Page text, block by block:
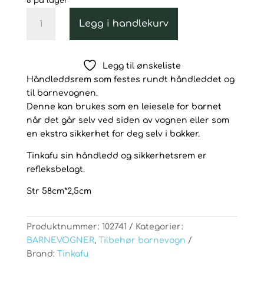
HåndleddsremLegg i handlekurv
Legg til ønskeliste
Håndleddsrem som festes rundt håndleddet og
til barnevognen.
Denne kan brukes som en leiesele for barnet
når det går selv ved siden av vognen eller som
en ekstra sikkerhet for deg selv i bakker.
Tinkafu sin håndledd og sikkerhetsrem er
refleksbelagt.
Str 58cm*2,5cm
Produktnummer: 102741
Kategorier:
BARNEVOGNER, Tilbehør barnevogn
Brand: Tinkafu